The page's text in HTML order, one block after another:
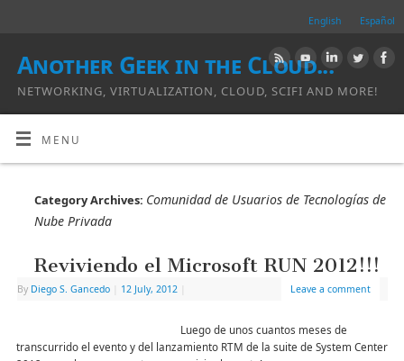
English Español
Another Geek in the Cloud...
NETWORKING, VIRTUALIZATION, CLOUD, SCIFI AND MORE!
MENU
Category Archives: Comunidad de Usuarios de Tecnologías de
Nube Privada
Reviviendo el Microsoft RUN 2012!!!
By Diego S. Gancedo 12 July, 2012 Leave a comment
Luego de unos cuantos meses de
transcurrido el evento y del lanzamiento RTM de la suite de System Center